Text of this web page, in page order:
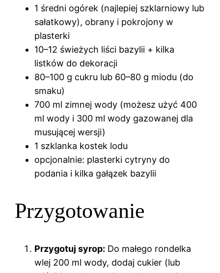
1 średni ogórek (najlepiej szklarniowy lub
sałatkowy), obrany i pokrojony w
plasterki
10–12 świeżych liści bazylii + kilka
listków do dekoracji
80–100 g cukru lub 60–80 g miodu (do
smaku)
700 ml zimnej wody (możesz użyć 400
ml wody i 300 ml wody gazowanej dla
musującej wersji)
1 szklanka kostek lodu
opcjonalnie: plasterki cytryny do
podania i kilka gałązek bazylii
Przygotowanie
Przygotuj syrop: Do małego rondelka
wlej 200 ml wody, dodaj cukier (lub